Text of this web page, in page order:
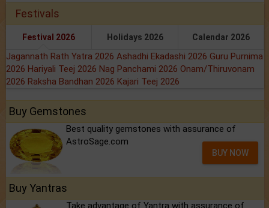
Festivals
Festival 2026 Holidays 2026 Calendar 2026
Jagannath Rath Yatra 2026 Ashadhi Ekadashi 2026 Guru Purnima
2026 Hariyali Teej 2026 Nag Panchami 2026 Onam/Thiruvonam
2026 Raksha Bandhan 2026 Kajari Teej 2026
Buy Gemstones
Best quality gemstones with assurance of
AstroSage.com
BUY NOW
Buy Yantras
Take advantage of Yantra with assurance of